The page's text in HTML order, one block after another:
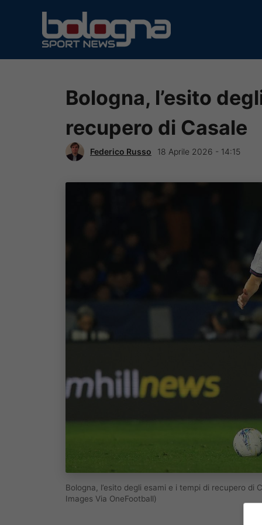
contenuto
Bologna, l’esito
recupero di Casale
Federico Russo 18 Aprile 2026 - 14:15
Bologna, l’esito degli esami e i tempi di recupero
Images Via OneFootball)